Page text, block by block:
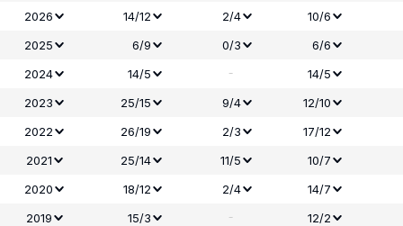
2026 14/12 2/4
10/6
2025
6/9 0/3
6/6
2024
14/5 -
14/5
2023
25/15 9/4
12/10
2022
26/19 2/3
17/12
2021
25/14 11/5
10/7
2020
18/12 2/4
14/7
2019
15/3 -
12/2